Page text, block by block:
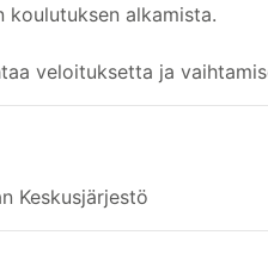
koulutuksen alkamista.
veloituksetta ja
Keskusjärjestö